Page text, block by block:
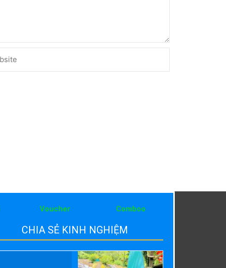
Voucher Comboo
CHIA SẺ KINH NGHIỆM